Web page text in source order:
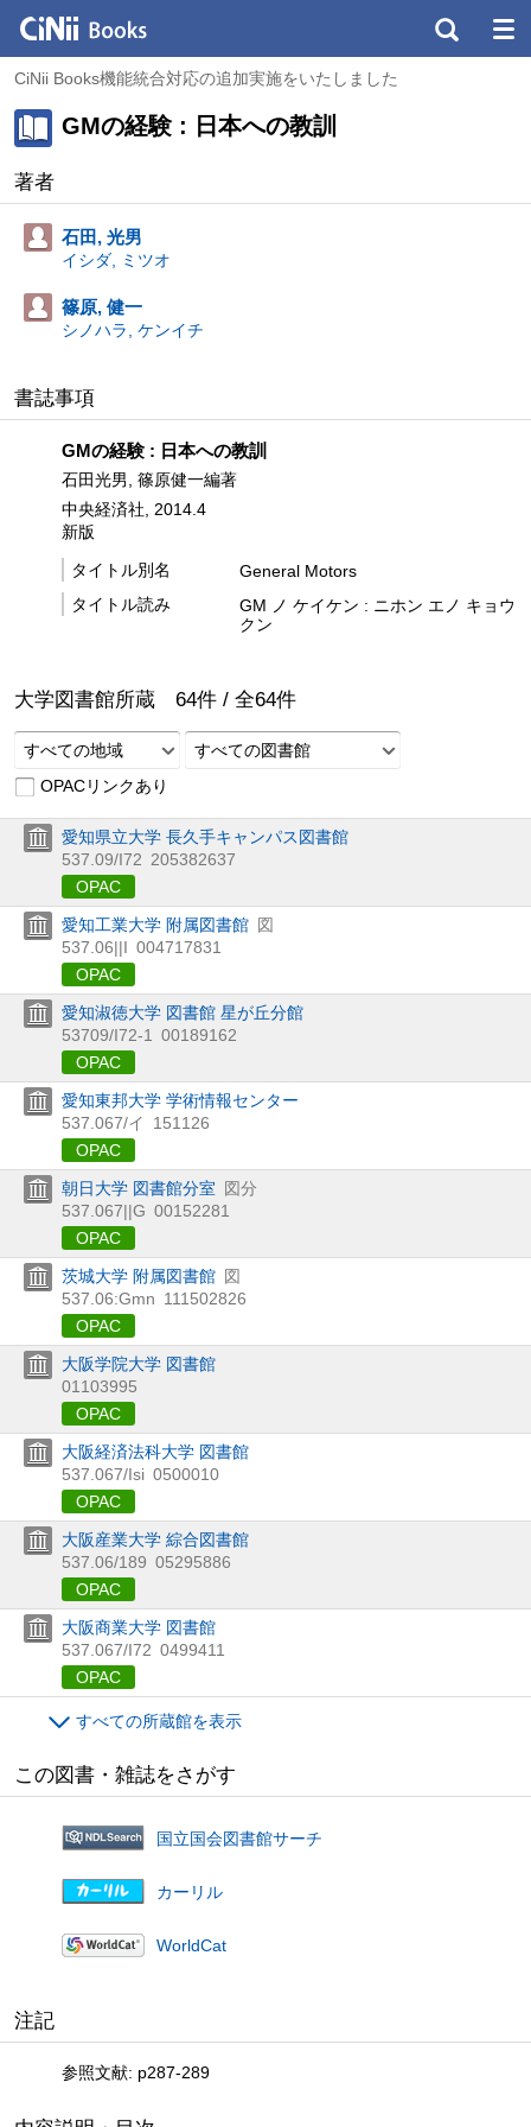
CiNii Books機能統合対応の追加実施をいたしました
GMの経験 : 日本への教訓
著者
石田, 光男
イシダ, ミツオ
篠原, 健一
シノハラ, ケンイチ
書誌事項
GMの経験 : 日本への教訓
石田光男, 篠原健一編著
中央経済社, 2014.4
新版
タイトル別名
General Motors
タイトル読み
GM ノ ケイケン : ニホン エノ キョウ
クン
大学図書館所蔵 64件 / 全64件
すべての地域
すべての図書館
OPACリンクあり
愛知県立大学 長久手キャンパス図書館
537.09/I72 205382637
OPAC
愛知工業大学 附属図書館 図
537.06||I 004717831
OPAC
愛知淑徳大学 図書館 星が丘分館
53709/I72-1
00189162
OPAC
愛知東邦大学 学術情報センター
537.067/イ
151126
OPAC
朝日大学 図書館分室 図分
537.067||G 00152281
OPAC
茨城大学 附属図書館 図
537.06:Gmn 111502826
OPAC
大阪学院大学 図書館
01103995
OPAC
大阪経済法科大学 図書館
537.067/Isi 0500010
OPAC
大阪産業大学 綜合図書館
537.06/189 05295886
OPAC
大阪商業大学 図書館
537.067/I72 0499411
OPAC
すべての所蔵館を表示
この図書・雑誌をさがす
国立国会図書館サーチ
カーリル
WorldCat
注記
参照文献: p287-289